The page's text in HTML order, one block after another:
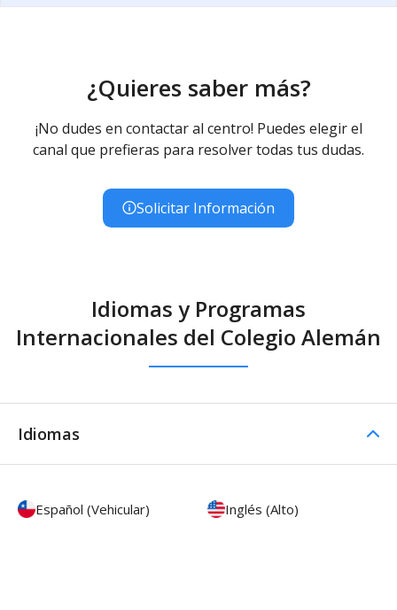
¿Quieres saber más?
¡No dudes en contactar al centro! Puedes elegir el
canal que prefieras para resolver todas tus dudas.
Solicitar Información
Idiomas y Programas
Internacionales del Colegio Alemán
Idiomas
Español (Vehicular) Inglés (Alto)